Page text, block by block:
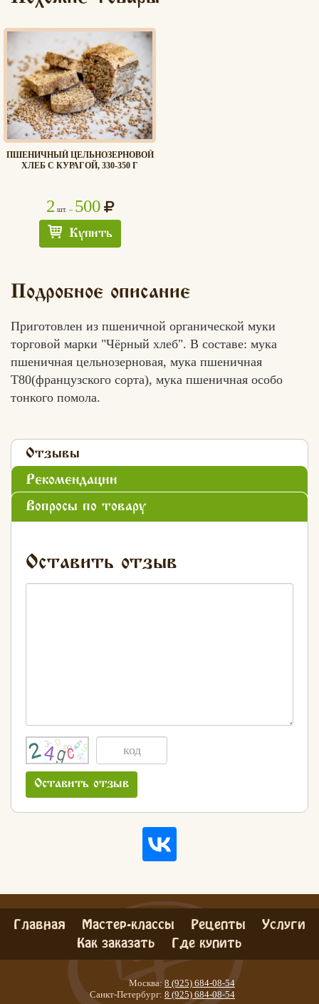
ПШЕНИЧНЫЙ ЦЕЛЬНОЗЕРНОВОЙ
ХЛЕБ С КУРАГОЙ, 330-350 Г
2 шт. – 500
Купить
Подробное описание
Приготовлен из пшеничной органической муки
торговой марки "Чёрный хлеб". В составе: мука
пшеничная цельнозерновая, мука пшеничная
Т80(французского сорта), мука пшеничная особо
тонкого помола.
Отзывы
Рекомендации
Вопросы по товару
Оставить отзыв
Оставить отзыв
Главная Мастер-классы Рецепты Услуги
Как заказать Где купить
Москва: 8 (925) 684-08-54
Санкт-Петербург: 8 (925) 684-08-54